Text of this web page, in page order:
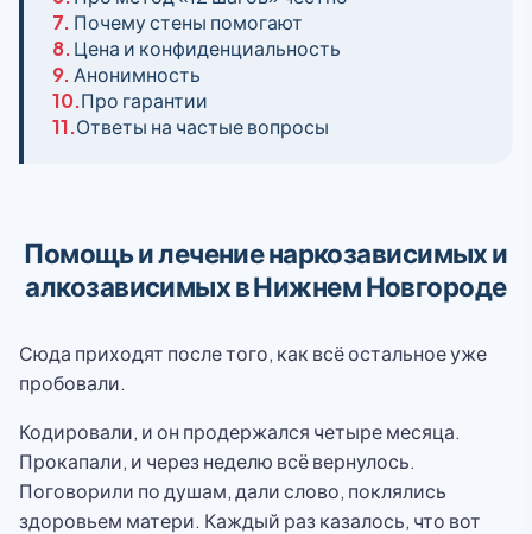
7. Почему стены помогают
8.Цена и конфиденциальность
9. Анонимность
10.Про гарантии
11.Ответы на частые вопросы
Помощь и лечение наркозависимых и
алкозависимых в Нижнем Новгороде
Сюда приходят после того, как всё остальное уже
пробовали.
Кодировали, и он продержался четыре месяца.
Прокапали, и через неделю всё вернулось.
Поговорили по душам, дали слово, поклялись
здоровьем матери. Каждый раз казалось, что вот